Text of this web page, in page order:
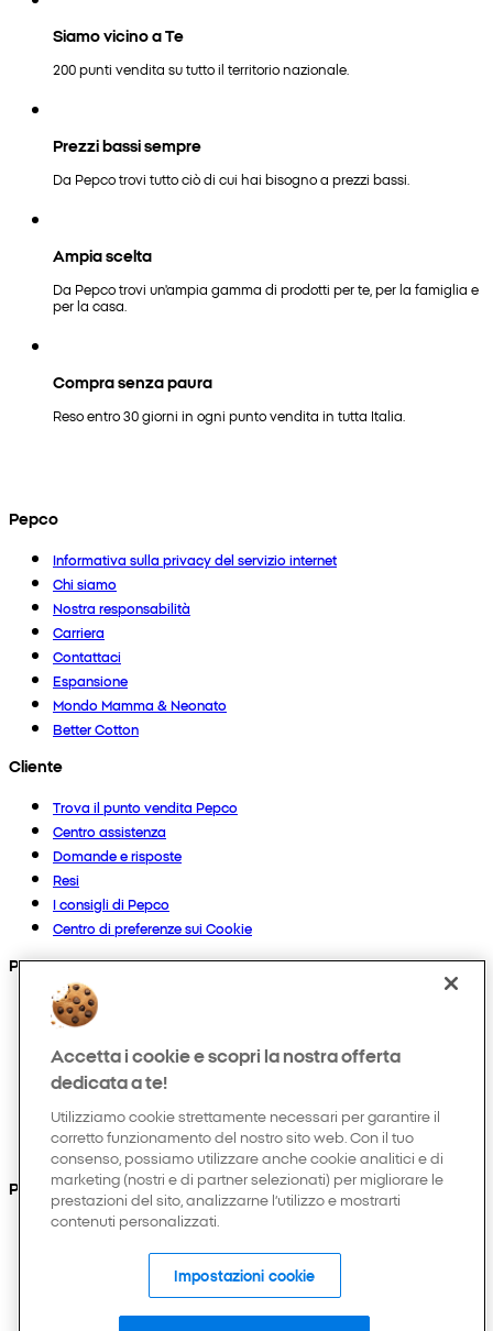
Siamo vicino a Te
200 punti vendita su tutto il territorio nazionale.
Prezzi bassi sempre
Da Pepco trovi tutto ciò di cui hai bisogno a prezzi bassi.
Ampia scelta
Da Pepco trovi un'ampia gamma di prodotti per te, per la famiglia e
per la casa.
Compra senza paura
Reso entro 30 giorni in ogni punto vendita in tutta Italia.
Pepco
Informativa sulla privacy del servizio internet
Chi siamo
Nostra responsabilità
Carriera
Contattaci
Espansione
Mondo Mamma & Neonato
Better Cotton
Cliente
Trova il punto vendita Pepco
Centro assistenza
Domande e risposte
Resi
I consigli di Pepco
Centro di preferenze sui Cookie
Prodotti
Collezioni
Neonato
Bambino
Casa
Uomo
Hobby e tempo libero
Puoi anche trovarci su
Accetta i cookie e scopri la nostra offerta
dedicata a te!
Utilizziamo cookie strettamente necessari per garantire il
corretto funzionamento del nostro sito web. Con il tuo
consenso, possiamo utilizzare anche cookie analitici e di
marketing (nostri e di partner selezionati) per migliorare le
prestazioni del sito, analizzarne l’utilizzo e mostrarti
contenuti personalizzati.
Impostazioni cookie